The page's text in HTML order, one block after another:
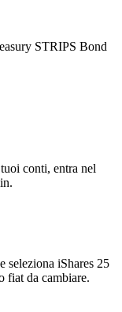
STRIPS Bond
conti, entra nel
seleziona iShares 25
fiat da cambiare.